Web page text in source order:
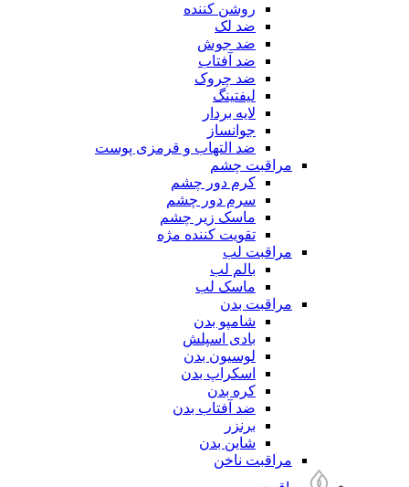
روشن کننده
ضد لک
ضد جوش
ضد آفتاب
ضد چروک
لیفتینگ
لایه بردار
جوانساز
ضد التهاب و قرمزی پوست
مراقبت چشم
کرم دور چشم
سرم دور چشم
ماسک زیر چشم
تقویت کننده مژه
مراقبت لب
بالم لب
ماسک لب
مراقبت بدن
شامپو بدن
بادی اسپلش
لوسیون بدن
اسکراپ بدن
کره بدن
ضد آفتاب بدن
برنزر
شاین بدن
مراقبت ناخن